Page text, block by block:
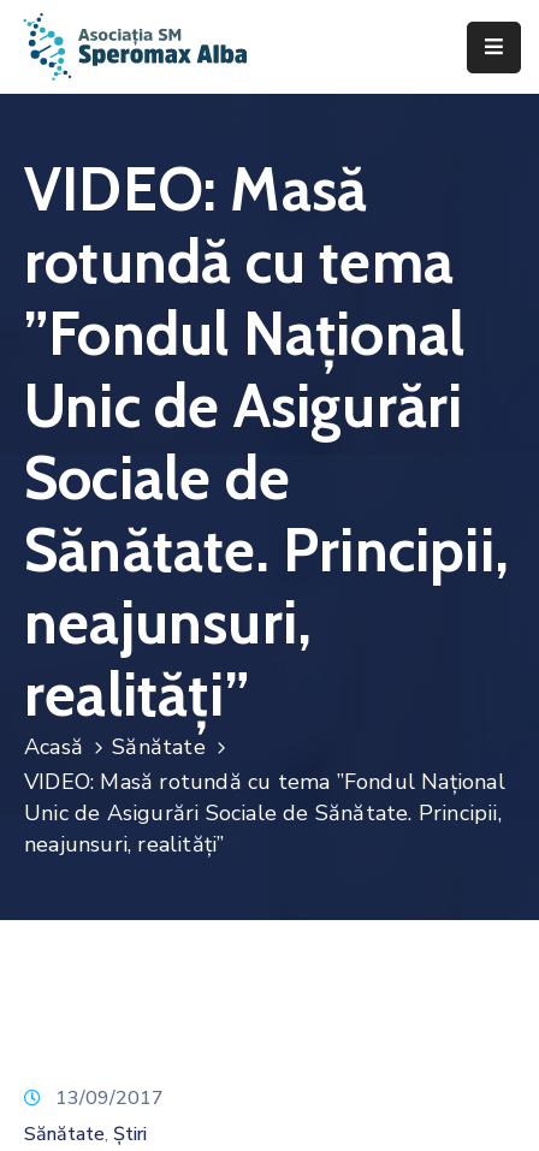
noi
Scleroza
Multiplă
Asistență
Suport
de
ajutor
Noutăți
VIDEO: Masă
rotundă cu tema
”Fondul Național
Unic de Asigurări
Sociale de
Sănătate. Principii,
neajunsuri,
realități”
Acasă
Sănătate
VIDEO: Masă rotundă cu tema ”Fondul Național
Unic de Asigurări Sociale de Sănătate. Principii,
neajunsuri, realități”
13/09/2017
Sănătate‚ Știri